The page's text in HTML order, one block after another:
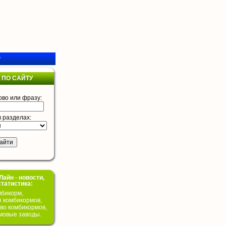
САЙТУ
или фразу:
разделах:
- новости,
комбикормов,
комбикормов,
заводы.